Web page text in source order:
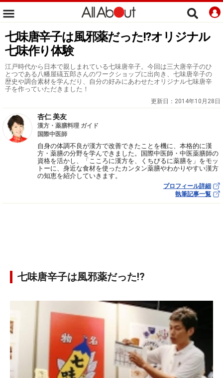
七味唐辛子は風邪薬だった!?オリジナル
七味作り体験
江戸時代から日本で親しまれている七味唐辛子。今回は三大唐辛子のひ
とつである八幡屋礒五郎さんのワークショップに出向き、七味唐辛子の
歴史や調合素材を学んだり、自分の好みにあわせたオリジナル七味唐辛
子を作っていただきました！
更新日： 2014年10月28日
杏仁 美友
漢方・薬膳料理 ガイド
国際中医師
自身の体調不良が漢方で改善できたことを機に、本格的に漢
方・薬膳の分野を学んできました。国際中医師・中医薬膳師の
資格を活かし、「こころに漢方を、くちびるに薬膳を」をモッ
トーに、身近な食材を使ったカンタン薬膳やわかりやすい漢方
の知恵を紹介していきます。
プロフィール詳細
執筆記事一覧
七味唐辛子は風邪薬だった!?